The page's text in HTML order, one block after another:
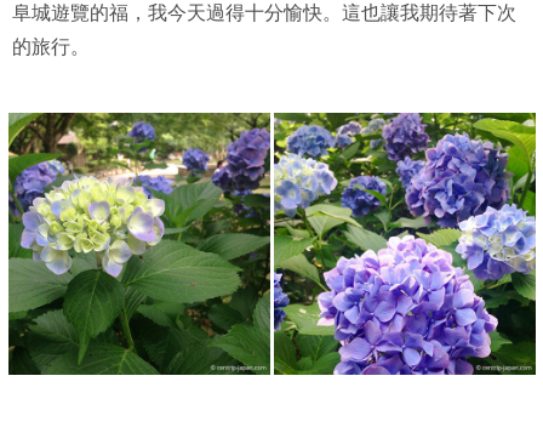
阜城遊覽的福，我今天過得十分愉快。這也讓我期待著下次
的旅行。